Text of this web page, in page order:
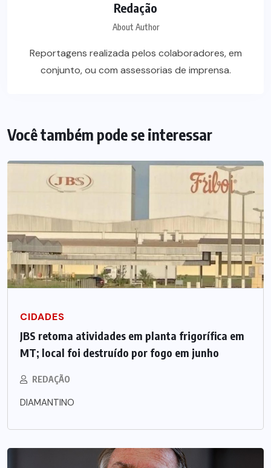
Redação
About Author
Reportagens realizada pelos colaboradores, em
conjunto, ou com assessorias de imprensa.
Você também pode se interessar
CIDADES
JBS retoma atividades em planta frigorífica em
MT; local foi destruído por fogo em junho
REDAÇÃO
DIAMANTINO